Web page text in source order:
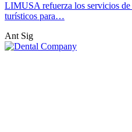
LIMUSA refuerza los servicios de
turísticos para…
Ant Sig